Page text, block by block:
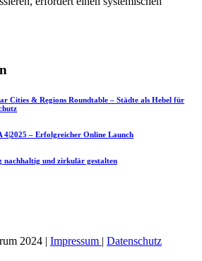
Cities & Regions Roundtable – Städte als Hebel für
– Erfolgreicher Online Launch
nachhaltig und zirkulär gestalten
2024 | Impressum | Datenschutz